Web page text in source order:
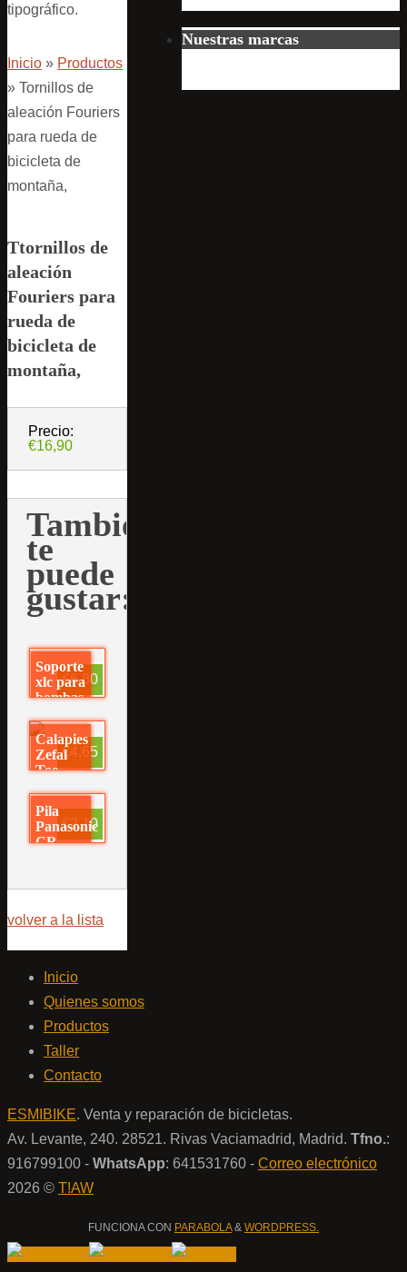
tipográfico.
Inicio » Productos
» Tornillos de
aleación Fouriers
para rueda de
bicicleta de
montaña,
Ttornillos de
aleación
Fouriers para
rueda de
bicicleta de
montaña,
Precio:
€16,90
También
te
puede
gustar:
Soporte
xlc para
bombas
€6,80
Calapies
Zefal
Toe-
€4,65
Pila
Panasonic
CR
litio 3V
€2,10
volver a la lista
Nuestras marcas
Inicio
Quienes somos
Productos
Taller
Contacto
ESMIBIKE. Venta y reparación de bicicletas.
Av. Levante, 240. 28521. Rivas Vaciamadrid, Madrid. Tfno.:
916799100 - WhatsApp: 641531760 - Correo electrónico
2026 © T!AW
FUNCIONA CON PARABOLA& WORDPRESS.